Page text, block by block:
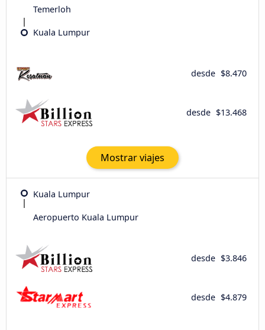
Temerloh
Kuala Lumpur
desde $8.470
desde $13.468
Mostrar viajes
Kuala Lumpur
Aeropuerto Kuala Lumpur
desde $3.846
desde $4.879